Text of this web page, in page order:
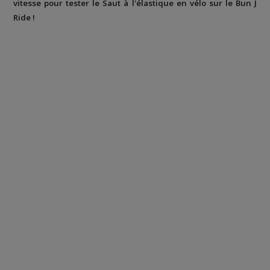
vitesse pour tester le Saut à l'élastique en vélo sur le Bun J
Ride !